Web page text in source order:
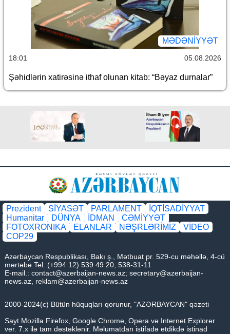
MƏDƏNIYYƏT
18:01 05.08.2026
Şəhidlərin xatirəsinə ithaf olunan kitab: “Bəyaz durnalar”
Prezident SİYASƏT PARLAMENT
İQTİSADİYYAT
Humanitar
DÜNYA İDMAN
CƏMİYYƏT
FOTOXRONIKA
ELANLAR NƏŞRLƏRİMİZ
VİDEO
COP29
Azərbaycan Respublikası, Bakı ş., Mətbuat pr. 529-cu məhəllə, 4-cü
mərtəbə Tel.:(+994 12) 539 49 20, 538-31-11
E-mail.: contact@azerbaijan-news.az; secretary@azerbaijan-
news.az, reklam@azerbaijan-news.az
2000-2024(c) Bütün hüquqları qorunur, "AZƏRBAYCAN" qəzeti
Sayt Mozilla Firefox, Google Chrome, Opera və Internet Explorer
ver. 7.x ilə tam dəstəklənir. Məlumatdan istifadə etdikdə istinad